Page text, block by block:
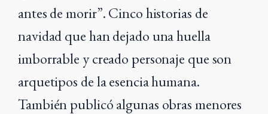
antes de morir”. Cinco historias de
navidad que han dejado una huella
imborrable y creado personaje que son
arquetipos de la esencia humana.
También publicó algunas obras menores